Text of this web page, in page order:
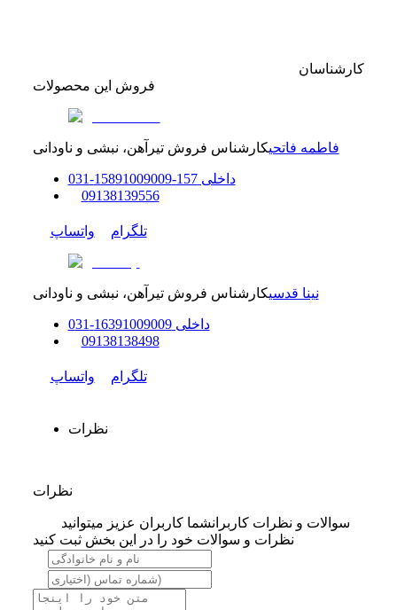
کارشناسان
فروش این محصولات
فاطمه فاتحیکارشناس فروش تیرآهن، نبشی و ناودانی
داخلی157-158
91009009
-
031
09138139556
تلگرام واتساپ
نینا قدسیکارشناس فروش تیرآهن، نبشی و ناودانی
داخلی 16391009009
-
031
09138138498
تلگرام واتساپ
نظرات
نظرات
سوالات و نظرات کاربرانشما کاربران عزیز میتوانید
نظرات و سوالات خود را در این بخش ثبت کنید